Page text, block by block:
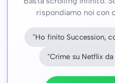
rispondiamo noi con
"Ho finito Succession,
"Crime su Netflix